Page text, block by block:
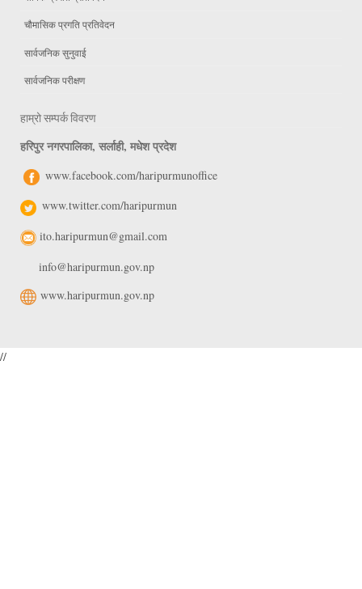
चौमासिक प्रगति प्रतिवेदन
सार्वजनिक सुनुवाई
सार्वजनिक परीक्षण
हाम्रो सम्पर्क विवरण
हरिपुर नगरपालिका, सर्लाही, मधेश प्रदेश
www.facebook.com/haripurmunoffice
www.twitter.com/haripurmun
ito.haripurmun@gmail.com
info@haripurmun.gov.np
www.haripurmun.gov.np
//